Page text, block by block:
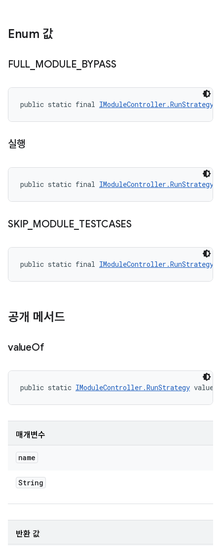
Enum 값
FULL MODULE BYPASS
public static final IModuleController.RunStrategy
실행
public static final IModuleController.RunStrategy
SKIP_ MODULE TESTCASES
public static final IModuleController.RunStrategy
공개 메서드
valueOf
public static IModuleController.RunStrategy
매개변수
name
String
반환 값